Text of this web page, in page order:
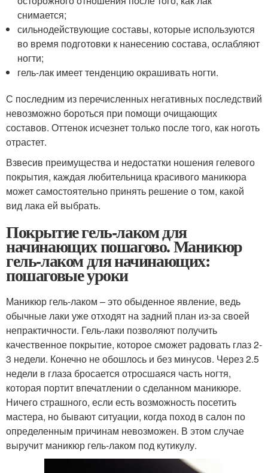
снимается;
сильнодействующие составы, которые используются
во время подготовки к нанесению состава, ослабляют
ногти;
гель-лак имеет тенденцию окрашивать ногти.
С последним из перечисленных негативных последствий
невозможно бороться при помощи очищающих
составов. Оттенок исчезнет только после того, как ноготь
отрастет.
Взвесив преимущества и недостатки ношения гелевого
покрытия, каждая любительница красивого маникюра
может самостоятельно принять решение о том, какой
вид лака ей выбрать.
Покрытие гель-лаком для
начинающих пошагово. Маникюр
гель-лаком для начинающих:
пошаговые уроки
Маникюр гель-лаком – это обыденное явление, ведь
обычные лаки уже отходят на задний план из-за своей
непрактичности. Гель-лаки позволяют получить
качественное покрытие, которое сможет радовать глаз 2-
3 недели. Конечно не обошлось и без минусов. Через 2.5
недели в глаза бросается отросшаяся часть ногтя,
которая портит впечатлении о сделанном маникюре.
Ничего страшного, если есть возможность посетить
мастера, но бывают ситуации, когда поход в салон по
определенным причинам невозможен. В этом случае
выручит маникюр гель-лаком под кутикулу.